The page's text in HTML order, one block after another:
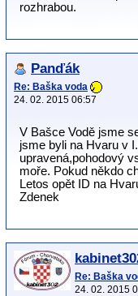
rozhrabou.
Panďák
Re: Baška voda
24. 02. 2015 06:57
V Bašce Vodě jsme
jsme byli na Hvaru v
upravená,pohodový
moře. Pokud někdo
Letos opět ID na
Zdenek
Re: Baška
24. 02. 2015